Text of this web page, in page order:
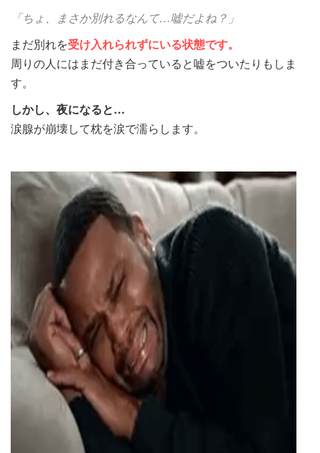
「ちょ、まさか別れるなんて…嘘だよね？」
まだ別れを受け入れられずにいる状態です。
周りの人にはまだ付き合っていると嘘をついたりもしま
す。
しかし、夜になると…
涙腺が崩壊して枕を涙で濡らします。